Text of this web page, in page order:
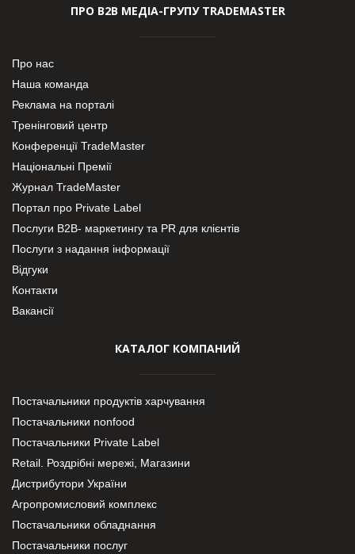
ПРО В2В МЕДІА-ГРУПУ TRADEMASTER
Про нас
Наша команда
Реклама на порталі
Тренінговий центр
Конференції TradeMaster
Національні Премії
Журнал TradeMaster
Портал про Private Label
Послуги В2В- маркетингу та PR для клієнтів
Послуги з надання інформації
Відгуки
Контакти
Вакансії
КАТАЛОГ КОМПАНИЙ
Постачальники продуктів харчування
Постачальники nonfood
Постачальники Private Label
Retail. Роздрібні мережі, Магазини
Дистрибутори України
Агропромисловий комплекс
Постачальники обладнання
Постачальники послуг